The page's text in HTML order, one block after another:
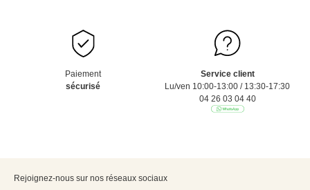
Paiement
sécurisé
Service client
Lu/ven 10:00-13:00 / 13:30-17:30
04 26 03 04 40
Rejoignez-nous sur nos réseaux sociaux